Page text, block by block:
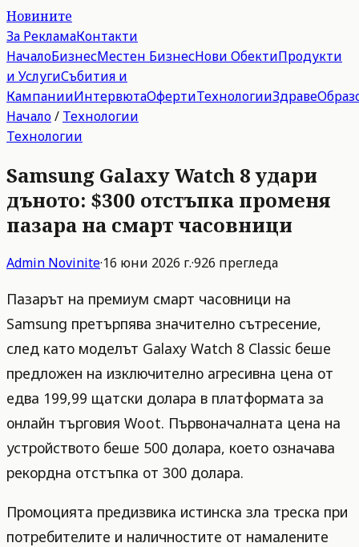
Новините
За РекламаКонтакти
НачалоБизнесМестен БизнесНови ОбектиПродукти
и УслугиСъбития и
КампанииИнтервютаОфертиТехнологииЗдраве
Начало/ Технологии
Технологии
Samsung Galaxy Watch 8 удари
дъното: $300 отстъпка променя
пазара на смарт часовници
Admin Novinite·16 юни 2026 г.·926 прегледа
Пазарът на премиум смарт часовници на
Samsung претърпява значително сътресение,
след като моделът Galaxy Watch 8 Classic беше
предложен на изключително агресивна цена от
едва 199,99 щатски долара в платформата за
онлайн търговия Woot. Първоначалната цена на
устройството беше 500 долара, което означава
рекордна отстъпка от 300 долара.
Промоцията предизвика истинска зла треска при
потребителите и наличностите от намалените